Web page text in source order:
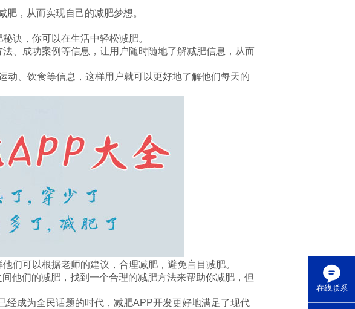
在线联系
，从而实现自己的减肥梦想。
诀，你可以在生活中轻松减肥。
、成功案例等信息，让用户随时随地了解减肥信息，从而
、饮食等信息，这样用户就可以更好地了解他们每天的
们可以根据老师的建议，合理减肥，避免盲目减肥。
他们的减肥，找到一个合理的减肥方法来帮助你减肥，但
经成为全民话题的时代，减肥APP开发更好地满足了现代